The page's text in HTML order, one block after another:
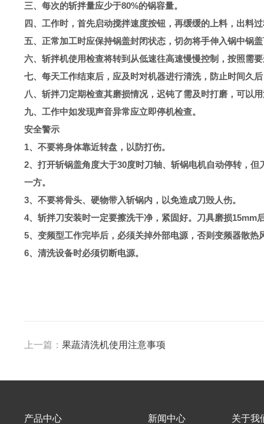
三、每次的斩拌量应少于80%的锅容量。
四、工作时，首先启动搅拌速度按钮，再缓缓的上料，出料
五、正常加工时应保持锅盖封闭状态，切勿将手伸入锅中锅
六、斩拌机使用检查将转到从低速往高速慢慢控制，按照需
七、每天工作结束后，应及时对机器进行清洗，防止时间久
八、斩拌刀定期检查其磨损情况，迟钝了需及时打磨，可以
九、工作中如发现声音异常应立即停机检查。
安全警示
1、不要将身体靠近转盘，以防打伤。
2、打开斩锅盖角度大于30度时刀轴、斩锅电机自动停转，
一方。
3、不要将骨头、硬物带入斩锅内，以免造成刀毁人伤。
4、斩拌刀安装时一定要擦洗干净，紧固好。刀具磨损15mm
5、变频型工作完毕后，必须关掉外部电源，否则变频器散热
6、清洗设备时必须切断电源。
上一篇： 果蔬清洗机使用注意事项
产品中心 新闻中心 关于我